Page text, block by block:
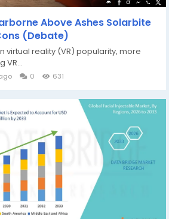
Above Ashes Solarbite
(Debate)
virtual reality (VR) popularity, more
VR...
0 631